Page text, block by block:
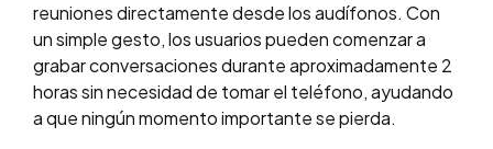
reuniones directamente desde los audífonos. Con
un simple gesto, los usuarios pueden comenzar a
grabar conversaciones durante aproximadamente 2
horas sin necesidad de tomar el teléfono, ayudando
a que ningún momento importante se pierda.